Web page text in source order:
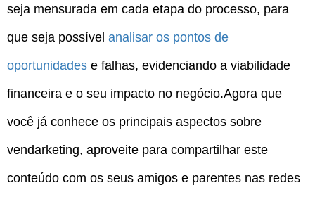
seja mensurada em cada etapa do processo, para
que seja possível analisar os pontos de
oportunidades e falhas, evidenciando a viabilidade
financeira e o seu impacto no negócio.Agora que
você já conhece os principais aspectos sobre
vendarketing, aproveite para compartilhar este
conteúdo com os seus amigos e parentes nas redes